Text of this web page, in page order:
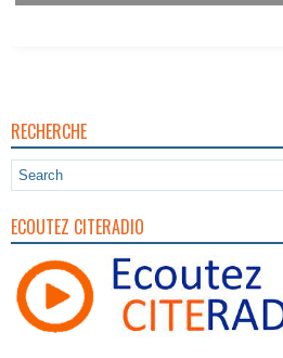
RECHERCHE
ECOUTEZ CITERADIO